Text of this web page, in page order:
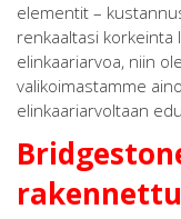
elementit –
renkaaltasi korkeinta
elinkaariarvoa, niin
valikoimastamme
elinkaariarvoltaan